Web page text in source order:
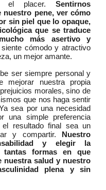
el placer. Sentirnos
nuestro pene, ver cómo
sin piel que lo opaque,
que se traduce
más asertivo y
cómodo y atractivo
un mejor amante.
ser siempre personal y
mejorar nuestra propia
morales, sino de
que nos haga sentir
sea por una necesidad
una simple preferencia
resultado final sea un
y compartir. Nuestro
y elegir la
formas en que
nuestra salud y nuestro
plena y sin